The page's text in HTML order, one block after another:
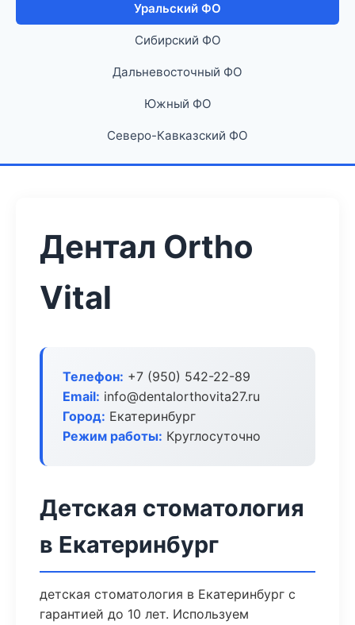
Уральский ФО
Сибирский ФО
Дальневосточный ФО
Южный ФО
Северо-Кавказский ФО
Дентал Ortho
Vital
Телефон: +7 (950) 542-22-89
Email: info@dentalorthovita27.ru
Город: Екатеринбург
Режим работы: Круглосуточно
Детская стоматология
в Екатеринбург
детская стоматология в Екатеринбург с
гарантией до 10 лет. Используем